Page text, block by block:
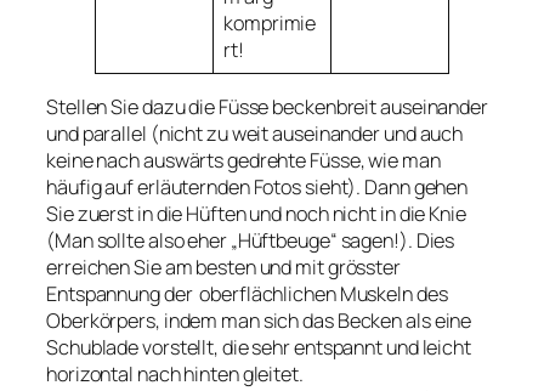
komprimie
rt!
Stellen Sie dazu die Füsse beckenbreit auseinander
und parallel (nicht zu weit auseinander und auch
keine nach auswärts gedrehte Füsse, wie man
häufig auf erläuternden Fotos sieht). Dann gehen
Sie zuerst in die Hüften und noch nicht in die Knie
(Man sollte also eher „Hüftbeuge“ sagen!). Dies
erreichen Sie am besten und mit grösster
Entspannung der oberflächlichen Muskeln des
Oberkörpers, indem man sich das Becken als eine
Schublade vorstellt, die sehr entspannt und leicht
horizontal nach hinten gleitet.